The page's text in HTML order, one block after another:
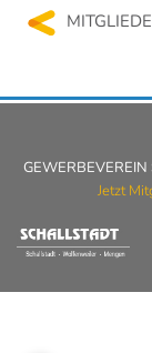
GEWERBEVEREIN
Jetzt